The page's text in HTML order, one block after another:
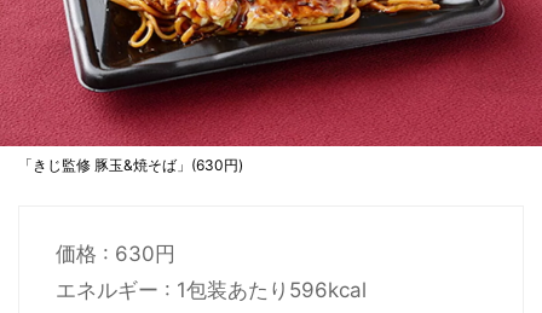
「きじ監修 豚玉&焼そば」(630円)
価格 : 630円
エネルギー : 1包装あたり596kcal